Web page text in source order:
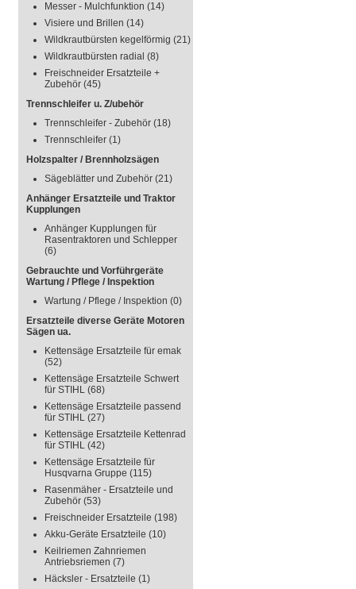
Messer - Mulchfunktion (14)
Visiere und Brillen (14)
Wildkrautbürsten kegelförmig (21)
Wildkrautbürsten radial (8)
Freischneider Ersatzteile +
Zubehör (45)
Trennschleifer u. Z/ubehör
Trennschleifer - Zubehör (18)
Trennschleifer (1)
Holzspalter / Brennholzsägen
Sägeblätter und Zubehör (21)
Anhänger Ersatzteile und Traktor
Kupplungen
Anhänger Kupplungen für
Rasentraktoren und Schlepper
(6)
Gebrauchte und Vorführgeräte
Wartung / Pflege / Inspektion
Wartung / Pflege / Inspektion (0)
Ersatzteile diverse Geräte Motoren
Sägen ua.
Kettensäge Ersatzteile für emak
(52)
Kettensäge Ersatzteile Schwert
für STIHL (68)
Kettensäge Ersatzteile passend
für STIHL (27)
Kettensäge Ersatzteile Kettenrad
für STIHL (42)
Kettensäge Ersatzteile für
Husqvarna Gruppe (115)
Rasenmäher - Ersatzteile und
Zubehör (53)
Freischneider Ersatzteile (198)
Akku-Geräte Ersatzteile (10)
Keilriemen Zahnriemen
Antriebsriemen (7)
Häcksler - Ersatzteile (1)